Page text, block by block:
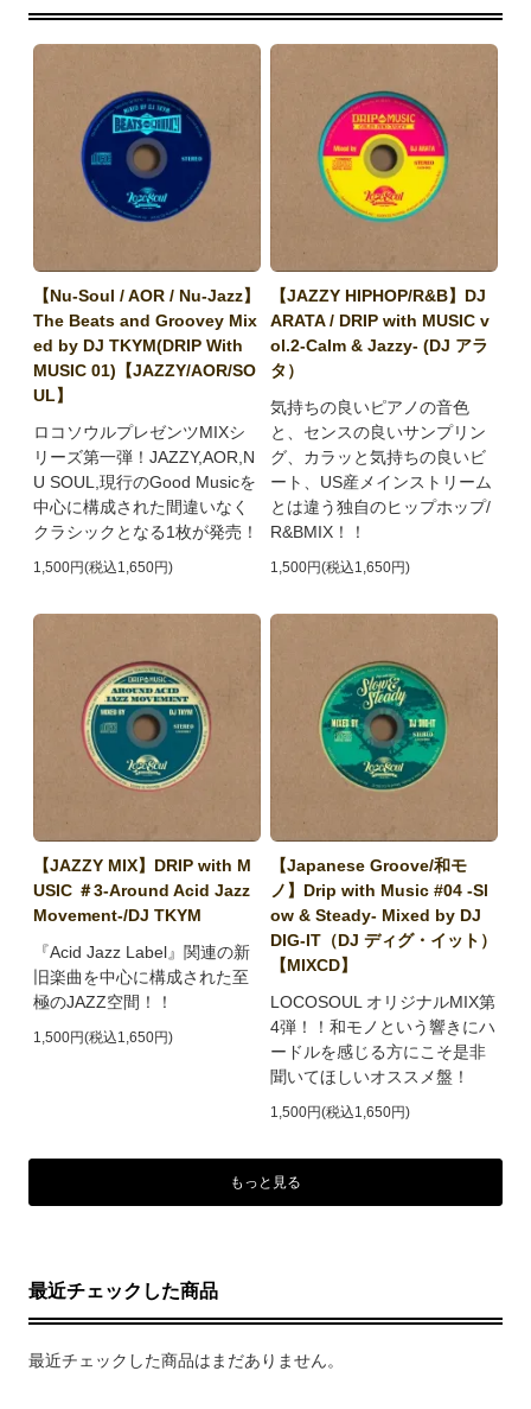
【Nu-Soul / AOR / Nu-Jazz】
The Beats and Groovey Mix
ed by DJ TKYM(DRIP With
MUSIC 01)【JAZZY/AOR/SO
UL】
ロコソウルプレゼンツMIXシ
リーズ第一弾！JAZZY,AOR,N
U SOUL,現行のGood Musicを
中心に構成された間違いなく
クラシックとなる1枚が発売！
1,500円(税込1,650円)
【JAZZY HIPHOP/R&B】DJ
ARATA / DRIP with MUSIC v
ol.2-Calm & Jazzy- (DJ アラ
タ）
気持ちの良いピアノの音色
と、センスの良いサンプリン
グ、カラッと気持ちの良いビ
ート、US産メインストリーム
とは違う独自のヒップホップ/
R&BMIX！！
1,500円(税込1,650円)
【JAZZY MIX】DRIP with M
USIC ＃3-Around Acid Jazz
Movement-/DJ TKYM
『Acid Jazz Label』関連の新
旧楽曲を中心に構成された至
極のJAZZ空間！！
1,500円(税込1,650円)
【Japanese Groove/和モ
ノ】Drip with Music #04 -Sl
ow & Steady- Mixed by DJ
DIG-IT（DJ ディグ・イット）
【MIXCD】
LOCOSOUL オリジナルMIX第
4弾！！和モノという響きにハ
ードルを感じる方にこそ是非
聞いてほしいオススメ盤！
1,500円(税込1,650円)
もっと見る
最近チェックした商品
最近チェックした商品はまだありません。